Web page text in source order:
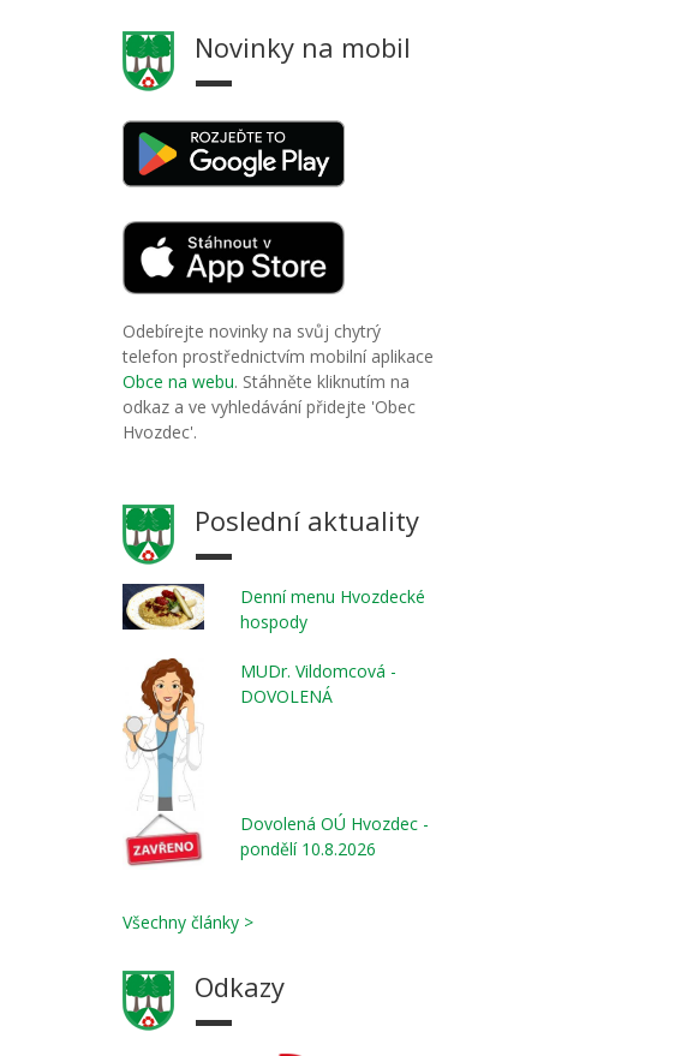
Novinky na mobil
Odebírejte novinky na svůj chytrý
telefon prostřednictvím mobilní aplikace
Obce na webu. Stáhněte kliknutím na
odkaz a ve vyhledávání přidejte 'Obec
Hvozdec'.
Poslední aktuality
Denní menu Hvozdecké
hospody
MUDr. Vildomcová -
DOVOLENÁ
Dovolená OÚ Hvozdec -
pondělí 10.8.2026
Všechny články >
Odkazy